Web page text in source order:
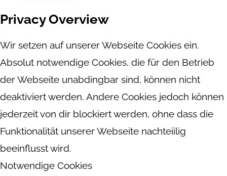
Privacy Overview
Wir setzen auf unserer Webseite Cookies ein.
Absolut notwendige Cookies, die für den Betrieb
der Webseite unabdingbar sind, können nicht
deaktiviert werden. Andere Cookies jedoch können
jederzeit von dir blockiert werden, ohne dass die
Funktionalität unserer Webseite nachteiilig
beeinflusst wird.
Notwendige Cookies